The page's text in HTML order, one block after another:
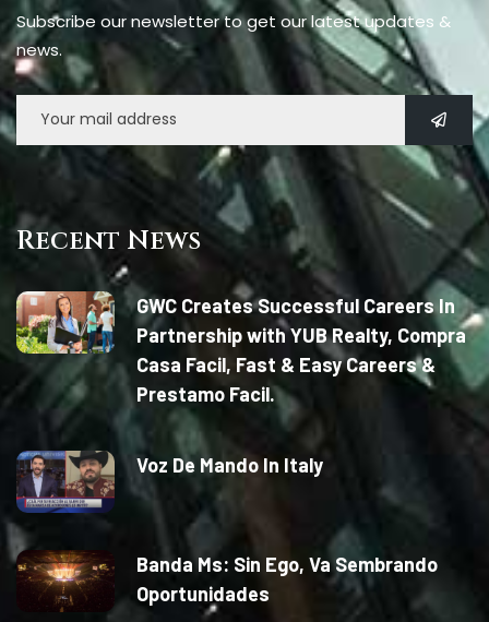
Subscribe our newsletter to get our latest updates &
news.
Recent News
GWC Creates Successful Careers In
Partnership with YUB Realty, Compra
Casa Facil, Fast & Easy Careers &
Prestamo Facil.
Voz De Mando In Italy
Banda Ms: Sin Ego, Va Sembrando
Oportunidades